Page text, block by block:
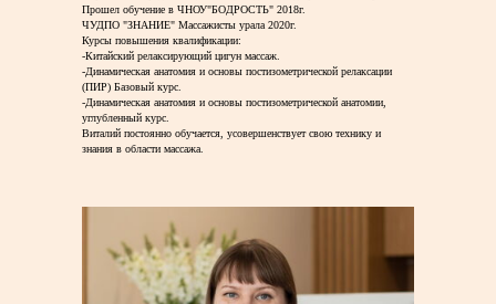
Прошел обучение в ЧНОУ"БОДРОСТЬ" 2018г.
ЧУДПО "ЗНАНИЕ" Массажисты урала 2020г.
Курсы повышения квалификации:
-Китайский релаксирующий цигун массаж.
-Динамическая анатомия и основы постизометрической релаксации
(ПИР) Базовый курс.
-Динамическая анатомия и основы постизометрической анатомии,
углубленный курс.
Виталий постоянно обучается, усовершенствует свою технику и
знания в области массажа.